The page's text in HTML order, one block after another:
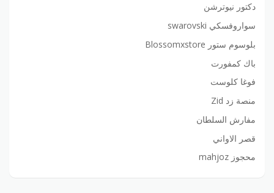
دكتور نيوترشن
سواروفسكي swarovski
بلوسوم ستور Blossomxstore
باك كمفورت
فوغا كلوست
منصة زد Zid
مفارش السلطان
قصر الاواني
محجوز mahjoz